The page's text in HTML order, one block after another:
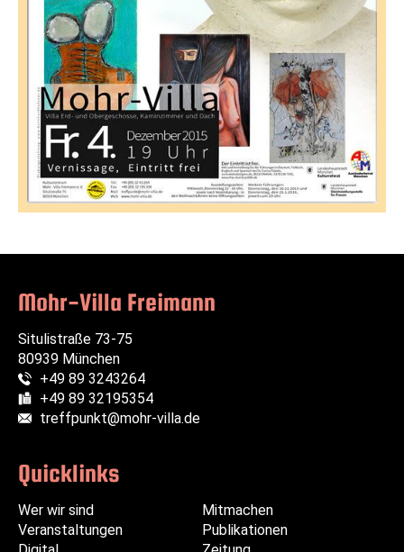
Mohr-Villa Freimann
Situlistraße 73-75
80939 München
Telefon:
+49 89 3243264
Fax:
+49 89 32195354
E-Mail:
treffpunkt@mohr-villa.de
Quicklinks
überspringen
Wer wir sind
Veranstaltungenüberspringen
Mitmachen
Publikationen